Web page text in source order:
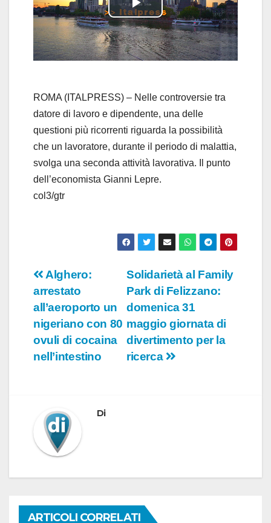
P
l
y
V
i
d
o
ROMA (ITALPRESS) – Nelle controversie tra
datore di lavoro e dipendente, una delle
questioni più ricorrenti riguarda la possibilità
che un lavoratore, durante il periodo di malattia,
svolga una seconda attività lavorativa. Il punto
dell’economista Gianni Lepre.
col3/gtr
Navigazione
articoli
Solidarietà al Family
Park di Felizzano:
domenica 31
maggio giornata di
divertimento per la
ricerca
Alghero:
arrestato
all’aeroporto un
nigeriano con 80
ovuli di cocaina
nell’intestino
Di
ARTICOLI CORRELATI